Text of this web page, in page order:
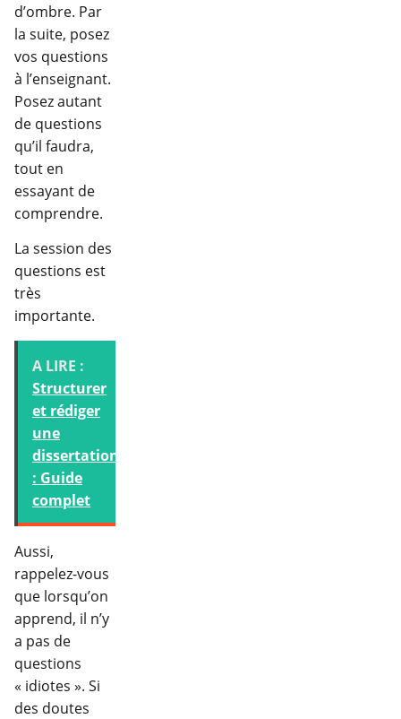
d’ombre. Par
la suite, posez
vos questions
à l’enseignant.
Posez autant
de questions
qu’il faudra,
tout en
essayant de
comprendre.
La session des
questions est
très
importante.
A LIRE :
Structurer
et rédiger
une
dissertation
: Guide
complet
Aussi,
rappelez-vous
que lorsqu’on
apprend, il n’y
a pas de
questions
« idiotes ». Si
des doutes